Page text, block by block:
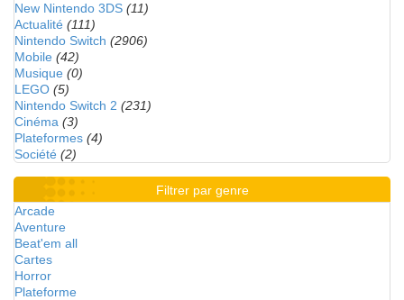
New Nintendo 3DS (11)
Actualité (111)
Nintendo Switch (2906)
Mobile (42)
Musique (0)
LEGO (5)
Nintendo Switch 2 (231)
Cinéma (3)
Plateformes (4)
Société (2)
Filtrer par genre
Arcade
Aventure
Beat'em all
Cartes
Horror
Plateforme